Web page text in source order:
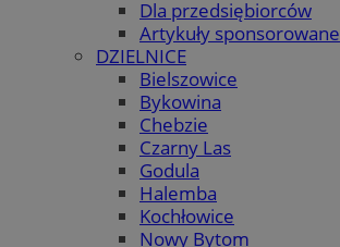
Dla przedsiębiorców
Artykuły sponsorowane
DZIELNICE
Bielszowice
Bykowina
Chebzie
Czarny Las
Godula
Halemba
Kochłowice
Nowy Bytom